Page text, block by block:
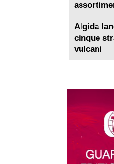
Algida
cinque
vulcani